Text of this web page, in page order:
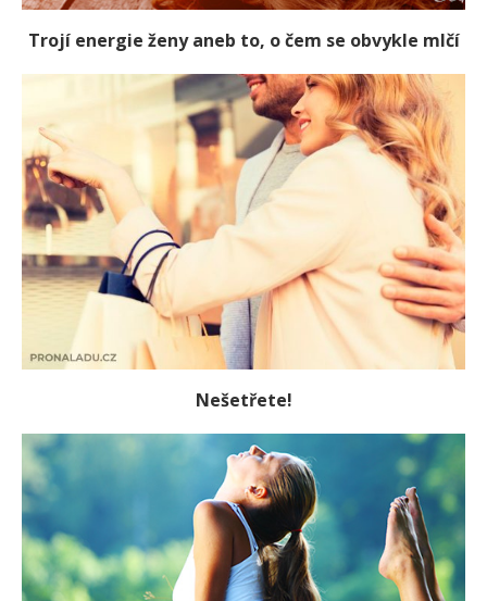
Trojí energie ženy aneb to, o čem se obvykle mlčí
Nešetřete!